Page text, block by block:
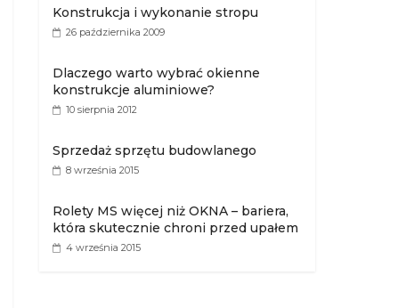
Konstrukcja i wykonanie stropu
26 października 2009
Dlaczego warto wybrać okienne
konstrukcje aluminiowe?
10 sierpnia 2012
Sprzedaż sprzętu budowlanego
8 września 2015
Rolety MS więcej niż OKNA – bariera,
która skutecznie chroni przed upałem
4 września 2015